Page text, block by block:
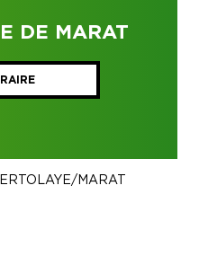
DE MARAT
MARAT